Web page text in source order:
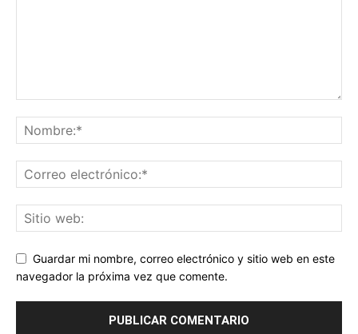
Guardar mi nombre, correo electrónico y sitio web en este
navegador la próxima vez que comente.